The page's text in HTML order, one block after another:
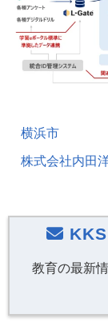
横浜市
株式会社内田
教育の最新